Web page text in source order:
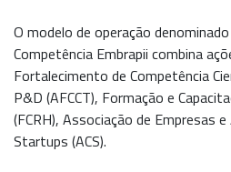
O modelo de operação
Competência Embrapii combina
Fortalecimento de Competência
P&D (AFCCT), Formação e
(FCRH), Associação de Empresas
Startups (ACS).